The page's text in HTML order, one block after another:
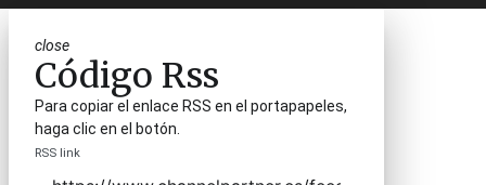
close
Código Rss
Para copiar el enlace RSS en el portapapeles,
haga clic en el botón.
RSS link